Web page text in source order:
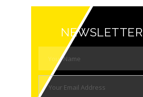
NEWSLETTER